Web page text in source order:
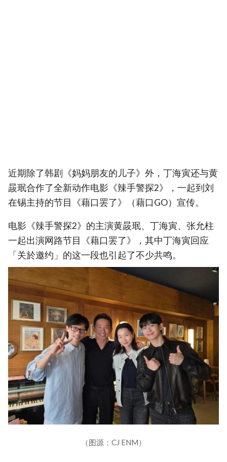
近期除了韩剧《妈妈朋友的儿子》外，丁海寅还与黄
晸珉合作了全新动作电影《辣手警探2》，一起到刘
在锡主持的节目《藉口罢了》（藉口GO）宣传。
电影《辣手警探2》的主演黄晸珉、丁海寅、张允柱
一起出演网路节目《藉口罢了》，其中丁海寅回应
「关於邀约」的这一段也引起了不少共鸣。
（图源：CJ ENM）